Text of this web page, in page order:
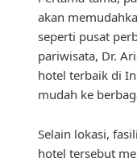
akan
seperti pusat
pariwisata, Dr.
hotel terbaik di
mudah ke
Selain lokasi,
hotel tersebut